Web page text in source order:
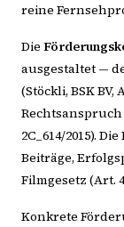
reine
Die
ausgestaltet —
(Stöckli, BSK BV,
2C_614/2015).
Beiträge,
Filmgesetz (Art.
Konkrete